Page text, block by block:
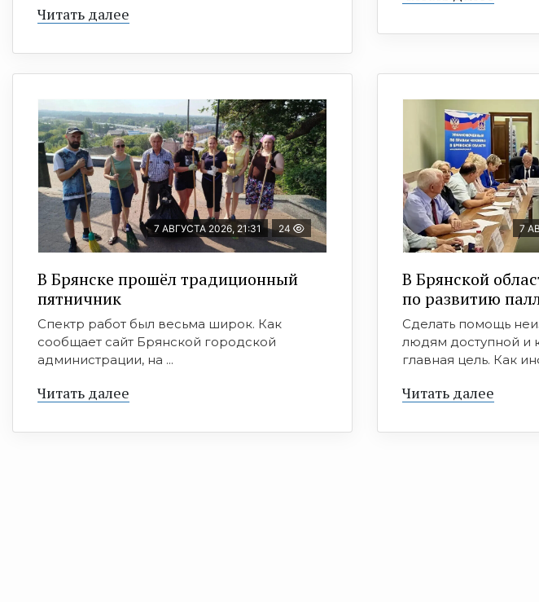
Читать далее
7 АВГУСТА 2026, 21:31 24
В Брянске прошёл традиционный
пятничник
Спектр работ был весьма широк. Как
сообщает сайт Брянской городской
администрации, на ...
Читать далее
7
В Брянской
по развитию
Сделать помощь
людям доступной и
главная цель. Как
Читать далее